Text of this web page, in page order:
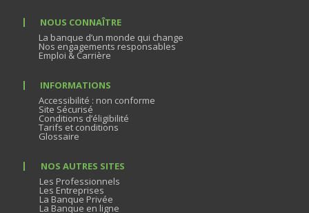
NOUS CONNAÎTRE
La banque d’un monde qui change
Nos engagements responsables
Emploi & Carrière
INFORMATIONS
Accessibilité : non conforme
Site Sécurisé
Conditions d’éligibilité
Tarifs et conditions
Glossaire
NOS AUTRES SITES
Les Professionnels
Les Entreprises
La Banque Privée
La Banque en ligne